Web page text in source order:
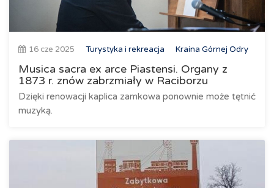
16 cze 2025 Turystyka i rekreacja Kraina Górnej Odry
Musica sacra ex arce Piastensi. Organy z
1873 r. znów zabrzmiały w Raciborzu
Dzięki renowacji kaplica zamkowa ponownie może tętnić
muzyką.